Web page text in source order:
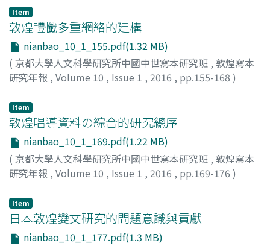
下, 還要恭送神佛聖靈等復歸原位。也因如此, 每一篇完整的
齋戒法會文本, 總不斷的出現啟請與念誦這些神佛的名字, 卻
也多少呈現著宗教的派別與信仰對象的不同, 而有著不同的
神佛名稱, 除了純佛齋之有顯密世尊與諸菩薩的分別外, 雜齋
中更有諸神佛的出現, 饒富趣味的是隨著佛教的在地化, 偶而
也有當地神祇的涉入。故本篇實就敦煌齋文文獻查考其中的
之主要目的。
Item
敦煌禮懺多重網絡的建構
nianbao_10_1_155.pdf(1.32 MB)
( 京都大學人文科學研究所中國中世寫本研究班 , 敦煌寫本
研究年報 , Volume 10 , Issue 1 , 2016 , pp.155-168 )
Item
敦煌唱導資料の綜合的研究總序
nianbao_10_1_169.pdf(1.22 MB)
( 京都大學人文科學研究所中國中世寫本研究班 , 敦煌寫本
研究年報 , Volume 10 , Issue 1 , 2016 , pp.169-176 )
Item
日本敦煌變文研究的問題意識與貢獻
nianbao_10_1_177.pdf(1.3 MB)